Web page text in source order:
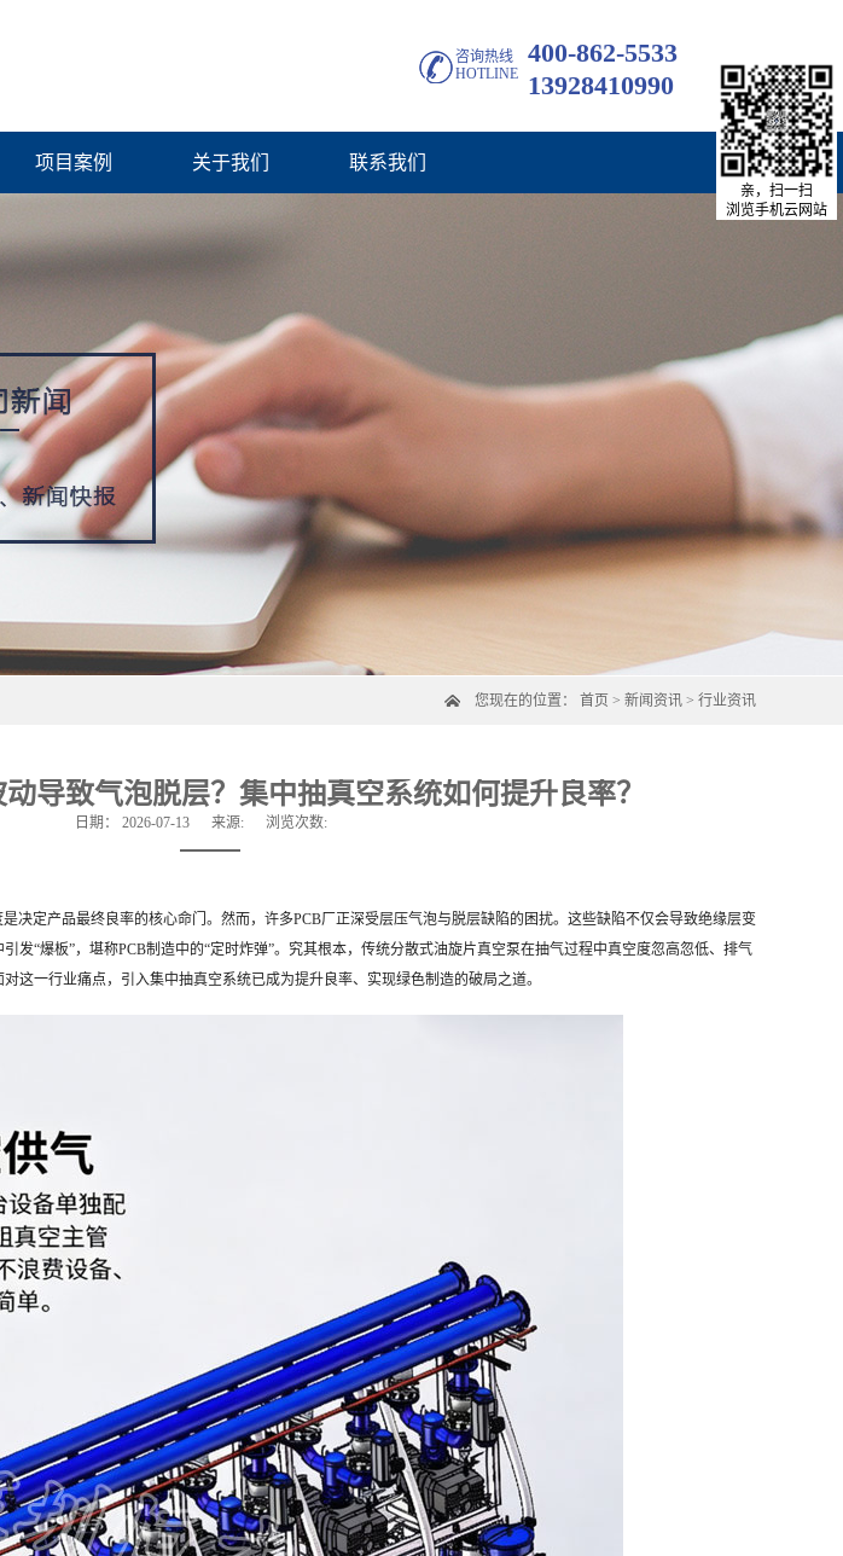
咨询热线
HOTLINE
400-862-5533
13928410990
项目案例 关于我们 联系我们
您现在的位置： 首页 > 新闻资讯 > 行业资讯
导致气泡脱层？集中抽真空系统如何提升良率？
日期： 2026-07-13 来源: 浏览次数:
决定产品最终良率的核心命门。然而，许多PCB厂正深受层压气泡与脱层缺陷的困扰。这些缺陷不仅会导致绝缘层变
发“爆板”，堪称PCB制造中的“定时炸弹”。究其根本，传统分散式油旋片真空泵在抽气过程中真空度忽高忽低、排气
这一行业痛点，引入集中抽真空系统已成为提升良率、实现绿色制造的破局之道。
亲，扫一扫
浏览手机云网站